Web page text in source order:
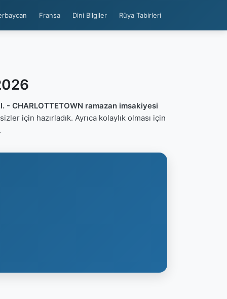
Fransa Dini Bilgiler Rüya Tabirleri
- CHARLOTTETOWN ramazan imsakiyesi
için hazırladık. Ayrıca kolaylık olması için